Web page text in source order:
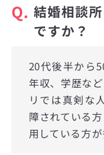
Q. 結婚相談
ですか？
20代後半から
年収、学歴な
リでは真剣な
障されている
用している方が